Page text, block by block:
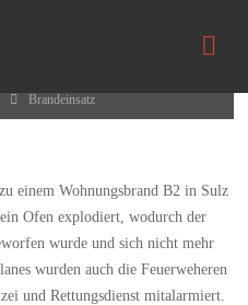
Brandeinsatz
einem Wohnungsbrand B2 in Sulz
Ofen explodiert, wodurch der
wurde und sich nicht mehr
wurden auch die Feuerweheren
und Rettungsdienst mitalarmiert.